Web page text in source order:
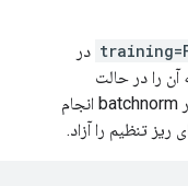
در
آن را در حالت
استنتاج اجرا می شود، به طوری که آمار batchnorm انجام
تنظیم را آزاد.